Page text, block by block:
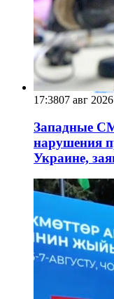
17:3807 авг 2026
Западные
нарушения
Украине,